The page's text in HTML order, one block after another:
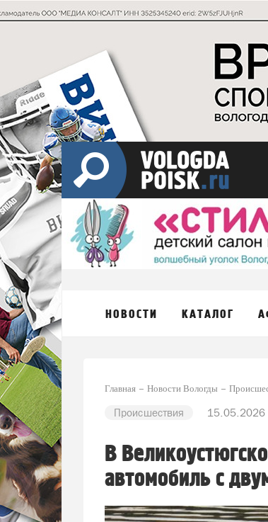
НОВОСТИ КАТАЛОГ
Главная Новости Вологды
Происшествия 15.05.2026
В
автомобиль с